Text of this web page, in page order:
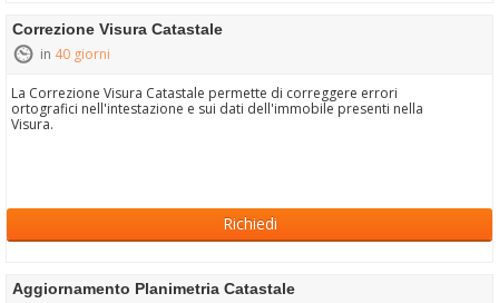
Correzione Visura Catastale
in 40 giorni
La Correzione Visura Catastale permette di correggere errori
ortografici nell'intestazione e sui dati dell'immobile presenti nella
Visura.
Richiedi
Aggiornamento Planimetria Catastale